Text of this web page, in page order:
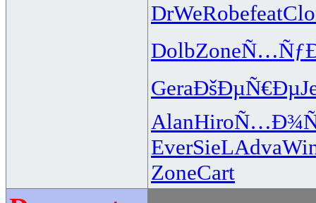
DrWeRobefeat
DolbZone
GeraÐšÐµÑ€Ðµ
AlanHiro
EverSieLAdva
ZoneCart